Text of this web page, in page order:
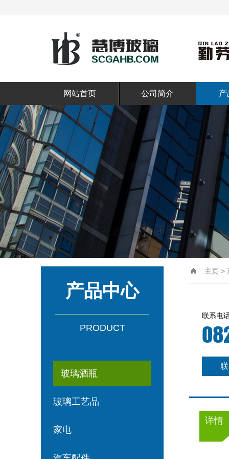
网站首页 公司简介 产
产品中心
PRODUCT
玻璃酒瓶
玻璃工艺品
家电
主页 >
联系电
详情